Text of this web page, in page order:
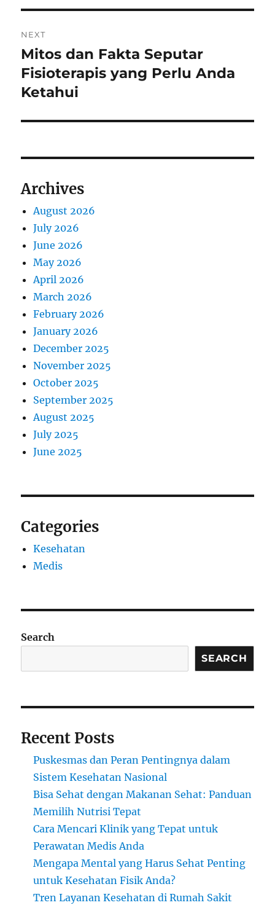
NEXT
Next
post:
Mitos dan Fakta Seputar
Fisioterapis yang Perlu Anda
Ketahui
Archives
August 2026
July 2026
June 2026
May 2026
April 2026
March 2026
February 2026
January 2026
December 2025
November 2025
October 2025
September 2025
August 2025
July 2025
June 2025
Categories
Kesehatan
Medis
Search
SEARCH
Recent Posts
Puskesmas dan Peran Pentingnya dalam
Sistem Kesehatan Nasional
Bisa Sehat dengan Makanan Sehat: Panduan
Memilih Nutrisi Tepat
Cara Mencari Klinik yang Tepat untuk
Perawatan Medis Anda
Mengapa Mental yang Harus Sehat Penting
untuk Kesehatan Fisik Anda?
Tren Layanan Kesehatan di Rumah Sakit